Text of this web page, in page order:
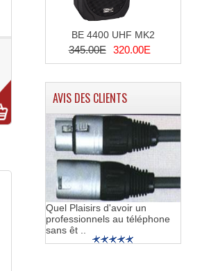
BE 4400 UHF MK2
345.00E 320.00E
AVIS DES CLIENTS
Quel Plaisirs d'avoir un
professionnels au téléphone
sans êt ..